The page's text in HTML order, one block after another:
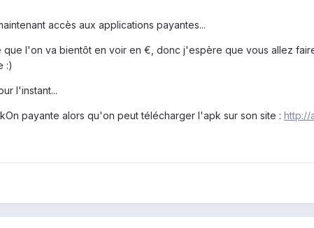
accès aux applications payantes...
l'on va bientôt en voir en €, donc j'espère que vous allez
:)
l'instant...
payante alors qu'on peut télécharger l'apk sur son site : http://